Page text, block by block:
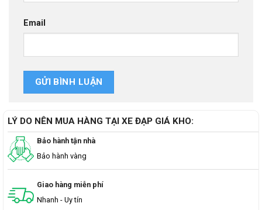
Email
LÝ DO NÊN MUA HÀNG TẠI XE ĐẠP GIÁ KHO:
Bảo hành tận nhà
Bảo hành vàng
Giao hàng miễn phí
Nhanh - Uy tín